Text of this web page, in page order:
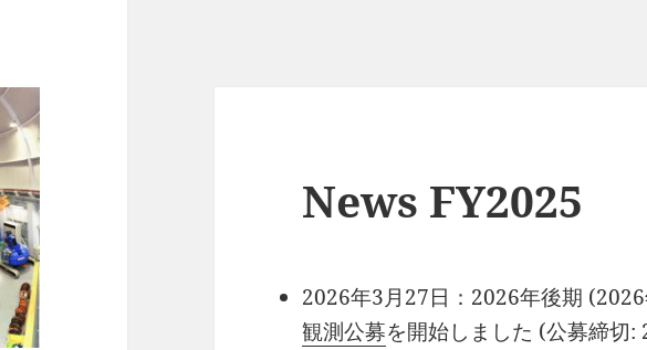
News FY2025
2026年3月27日：2026年後期
観測公募を開始しました (公募締切: